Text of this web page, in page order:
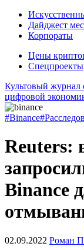
Дайджест
Корпораты
Цены
Спецпроекты
Культовый журнал
цифровой
#Binance
Binance
02.09.2022 Роман